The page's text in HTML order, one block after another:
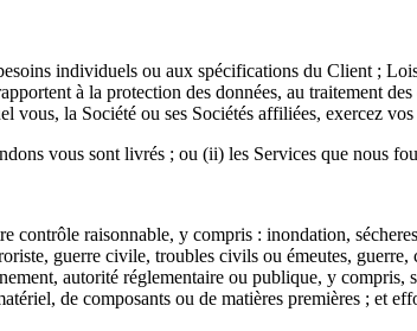
individuels ou aux spécifications du Client ;
à la protection des données, au traitement
vous, la Société ou ses Sociétés affiliées, exercez
vous sont livrés ; ou (ii) les Services que nous
contrôle raisonnable, y compris : inondation,
guerre civile, troubles civils ou émeutes,
autorité réglementaire ou publique, y compris,
de composants ou de matières premières ; et